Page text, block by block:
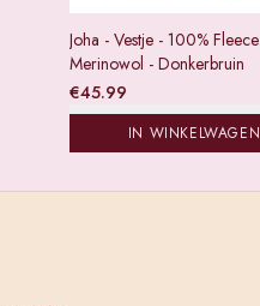
Joha - Vestje - 100% Fleece
Merinowol - Donkerbruin
€45.99
IN WINKELWAGEN